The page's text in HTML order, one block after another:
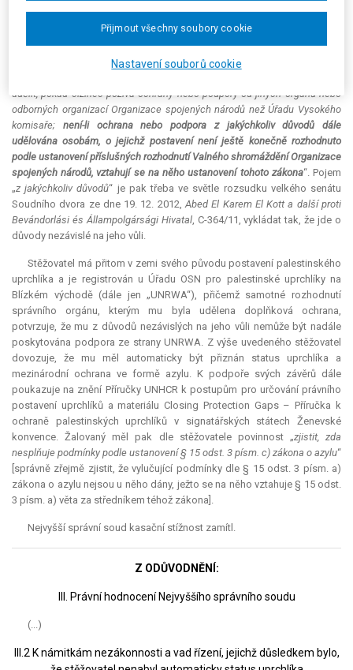
Proti tomuto rozsudku podal žalobce (stěžovatel) kasační stížnost. V
ní poukázal na znění § 15 odst. 3 zákona o azylu, který je promítnutím čl.
12 odst. 1 písm. a) kvalifikační směrnice a článku 1D Úmluvy o právním
postavení uprchlíků (č. 208/1993 Sb.; dále jen „Úmluva o právech
udělit, pokud cizinec požívá ochrany nebo podpory od jiných orgánů nebo
odborných organizací Organizace spojených národů než Úřadu Vysokého
komisaře; není-li ochrana nebo podpora z jakýchkoliv důvodů dále
udělována osobám, o jejichž postavení není ještě konečně rozhodnuto
podle ustanovení příslušných rozhodnutí Valného shromáždění Organizace
spojených národů, vztahují se na něho ustanovení tohoto zákona“. Pojem
„z jakýchkoliv důvodů“ je pak třeba ve světle rozsudku velkého senátu
Soudního dvora ze dne 19. 12. 2012,Abed El Karem El Kott a další proti
Bevándorlási és Állampolgársági Hivatal, C-364/11, vykládat tak, že jde o
důvody nezávislé na jeho vůli.
Stěžovatel má přitom v zemi svého původu postavení palestinského
uprchlíka a je registrován u Úřadu OSN pro palestinské uprchlíky na
Blízkém východě (dále jen „UNRWA“), přičemž samotné rozhodnutí
správního orgánu, kterým mu byla udělena doplňková ochrana,
potvrzuje, že mu z důvodů nezávislých na jeho vůli nemůže být nadále
poskytována podpora ze strany UNRWA. Z výše uvedeného stěžovatel
dovozuje, že mu měl automaticky být přiznán status uprchlíka a
mezinárodní ochrana ve formě azylu. K podpoře svých závěrů dále
poukazuje na znění Příručky UNHCR k postupům pro určování právního
postavení uprchlíků a materiálu Closing Protection Gaps – Příručka k
ochraně palestinských uprchlíků v signatářských státech Ženevské
konvence. Žalovaný měl pak dle stěžovatele povinnost „zjistit, zda
nesplňuje podmínky podle ustanovení § 15 odst. 3 písm. c) zákona o azylu“
[správně zřejmě zjistit, že vylučující podmínky dle § 15 odst. 3 písm. a)
zákona o azylu nejsou u něho dány, ježto se na něho vztahuje § 15 odst.
3 písm. a) věta za středníkem téhož zákona].
Nejvyšší správní soud kasační stížnost zamítl.
Z ODŮVODNĚNÍ:
III. Právní hodnocení Nejvyššího správního soudu
(...)
III.2 K námitkám nezákonnosti a vad řízení, jejichž důsledkem bylo,
Nastavení souborů cookie
Přijmout všechny soubory cookie